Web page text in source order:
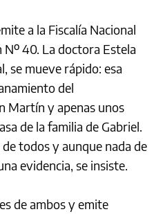
a la Fiscalía Nacional
40. La doctora Estela
se mueve rápido: esa
del
Martín y apenas unos
de la familia de Gabriel.
todos y aunque nada de
evidencia, se insiste.
de ambos y emite